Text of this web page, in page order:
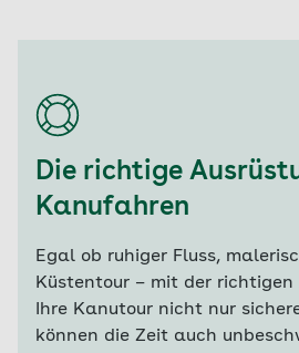
Die richtige
Kanufahren
Egal ob ruhiger Fluss,
Küstentour – mit der richtigen
Ihre Kanutour nicht nur
können die Zeit auch